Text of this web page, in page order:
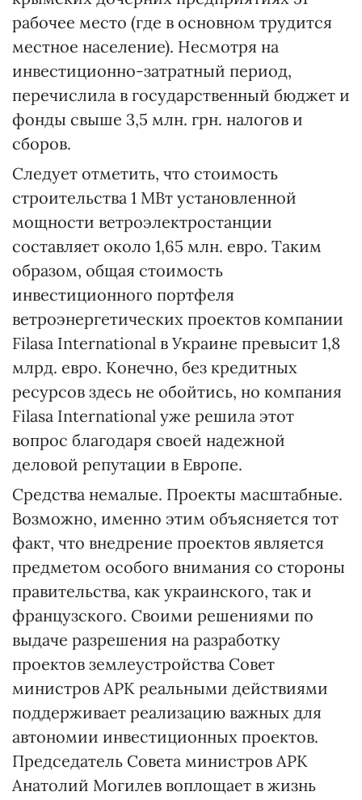
рабочее место (где в основном трудится
местное население). Несмотря на
инвестиционно-затратный пе­риод,
перечислила в государст­венный бюджет и
фонды свыше 3,5 млн. грн. налогов и
сборов.
Следует отметить, что стоимость
строительства 1 МВт установленной
мощности ветроэлектростанции
составляет около 1,65 млн. евро. Таким
образом, общая стоимость
инвестиционного портфеля
ветроэнергетических проектов компании
Filasa International в Украине превысит 1,8
млрд. евро. Конечно, без кредитных
ресурсов здесь не обойтись, но компания
Filasa Inter­national уже решила этот
вопрос благодаря своей надежной
деловой репутации в Европе.
Средства немалые. Проекты масштабные.
Возможно, именно этим объясняется тот
факт, что внедрение проектов является
предметом особого внимания со стороны
правительства, как украинского, так и
французского. Своими решениями по
выдаче разрешения на разработку
проектов землеустройства Совет
министров АРК реальными действиями
поддерживает реализацию важных для
автономии инвестиционных проектов.
Предсе­датель Совета министров АРК
Анатолий Могилев воплощает в жизнь